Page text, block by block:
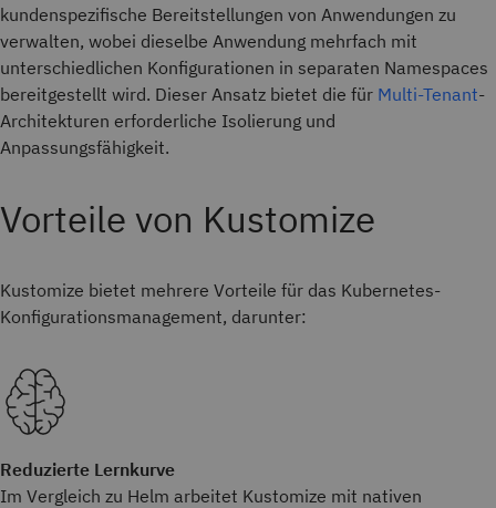
kundenspezifische Bereitstellungen von Anwendungen zu
verwalten, wobei dieselbe Anwendung mehrfach mit
unterschiedlichen Konfigurationen in separaten Namespaces
bereitgestellt wird. Dieser Ansatz bietet die für Multi-Tenant-
Architekturen erforderliche Isolierung und
Anpassungsfähigkeit.
Vorteile von Kustomize
Kustomize bietet mehrere Vorteile für das Kubernetes-
Konfigurationsmanagement, darunter:
Reduzierte Lernkurve
Im Vergleich zu Helm arbeitet Kustomize mit nativen